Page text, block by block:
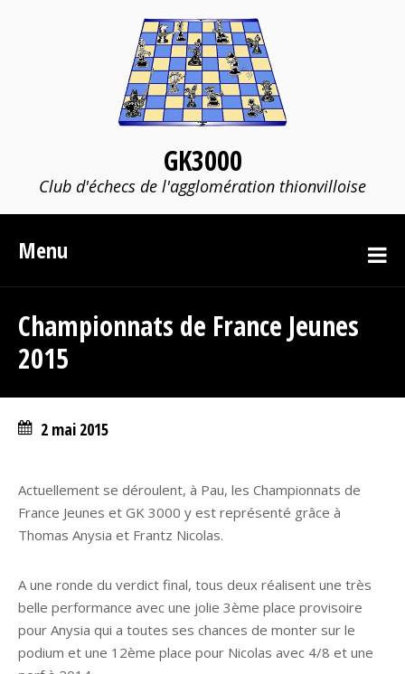
GK3000
Club d'échecs de l'agglomération thionvilloise
Menu
Championnats de France Jeunes
2015
2 mai 2015
Actuellement se déroulent, à Pau, les Championnats de
France Jeunes et GK 3000 y est représenté grâce à
Thomas Anysia et Frantz Nicolas.
A une ronde du verdict final, tous deux réalisent une très
belle performance avec une jolie 3ème place provisoire
pour Anysia qui a toutes ses chances de monter sur le
podium et une 12ème place pour Nicolas avec 4/8 et une